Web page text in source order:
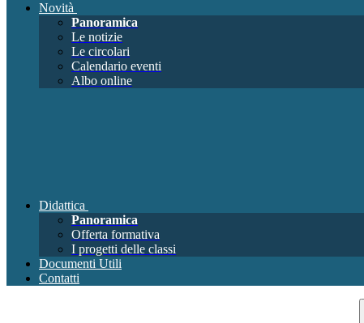
Novità
Panoramica
Le notizie
Le circolari
Calendario eventi
Albo online
Didattica
Panoramica
Offerta formativa
I progetti delle classi
Documenti Utili
Contatti